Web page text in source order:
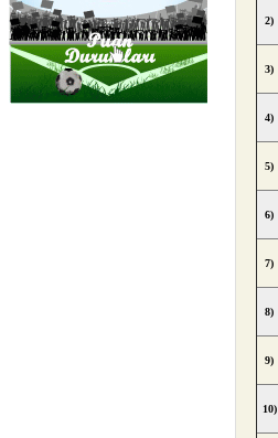
2)
3)
4)
5)
6)
7)
8)
9)
10)